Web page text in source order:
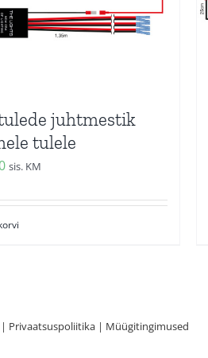
juhtmestik
tulele
sis. KM
Privaatsuspoliitika| Müügitingimused